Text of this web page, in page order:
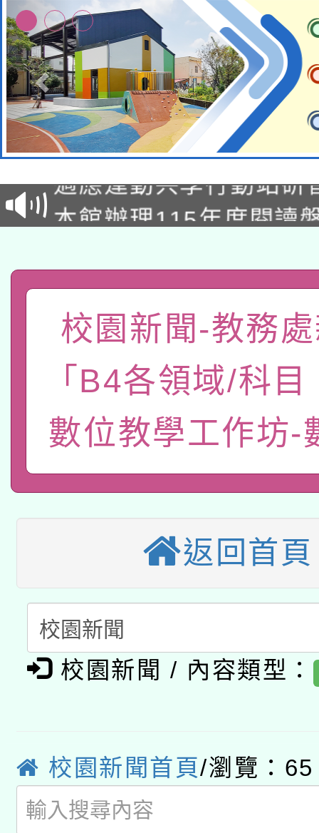
本校115學年度第2次
招甄選結果公告(無人
招)
本館辦理115年度閱讀
礎課程
「數位內容與教學軟
有關大陸委員會函釋公
薪期間赴陸應申請許可
轉知經濟部水利署委託
業技術研究院辦理「
用水績優單位及節水達
115年8月22日(星期六
本校115學年度第2次
招甄選結果公告(無人
適應運動共學行動站研
本館辦理115年度閱讀
暨閱讀推動專業研習
科技賦能─人工智慧
礎課程
A3數位素養講師名單
「數位內容與教學軟
業技術研究院辦理「
用水績優單位及節水達
115年8月22日(星期六
桃園市孔廟祈福系列
2026年桃園地景藝術
校園新聞-教務
「B4各領域/科
數位教學工作坊-
返回首頁
校園新聞 / 內容類型：
校園新聞首頁/瀏覽：65